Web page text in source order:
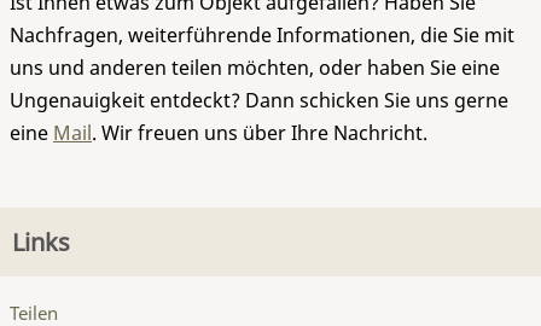
Nachfragen, weiterführende Informationen, die Sie mit
uns und anderen teilen möchten, oder haben Sie eine
Ungenauigkeit entdeckt? Dann schicken Sie uns gerne
eine Mail. Wir freuen uns über Ihre Nachricht.
Links
Teilen